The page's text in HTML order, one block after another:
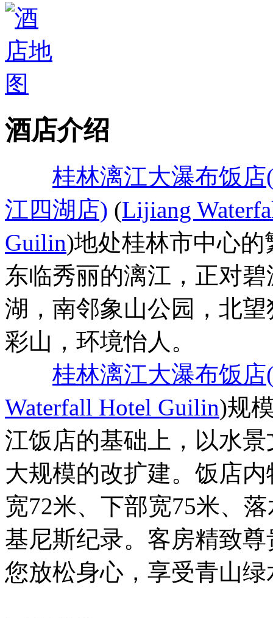
酒店介绍
桂林漓江大瀑布饭
江四湖店) (Lijiang
Guilin)地处桂林市中心的
东临秀丽的漓江，正对
湖，南邻象山公园，北
彩山，环境怡人。
桂林漓江大瀑布饭
Waterfall Hotel Guilin)规
江饭店的基础上，以水
大规模的改扩建。饭店
宽72米、下部宽75米、
基尼斯纪录。客房精致
您放松身心，享受青山